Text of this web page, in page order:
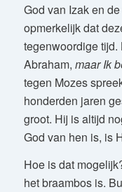
God van Izak en
opmerkelijk dat
tegenwoordige tijd.
Abraham, maar Ik
tegen Mozes
honderden jaren
groot. Hij is altijd
God van hen is, is
Hoe is dat
het braambos is.